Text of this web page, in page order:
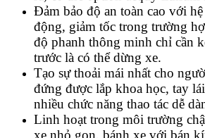
Đảm bảo độ an toàn cao với
động, giảm tốc trong trường
độ phanh thông minh chỉ cần
trước là có thể dừng xe.
Tạo sự thoải mái nhất cho
đứng được lắp khoa học, tay
nhiều chức năng thao tác dễ
Linh hoạt trong môi trường